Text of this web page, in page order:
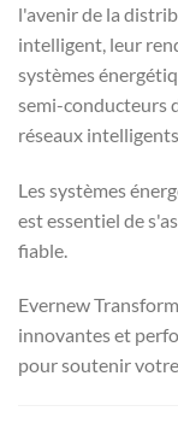
l'avenir de la
intelligent, leur
systèmes
semi-conducteurs
réseaux
Les systèmes
est essentiel de
fiable.
Evernew
innovantes et
pour soutenir